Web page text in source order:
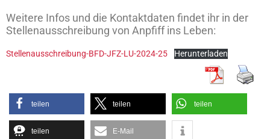
Weitere Infos und die Kontaktdaten findet ihr in der
Stellenausschreibung von Anpfiff ins Leben:
Stellenausschreibung-BFD-JFZ-LU-2024-25 Herunterladen
teilen teilen teilen
teilen E-Mail